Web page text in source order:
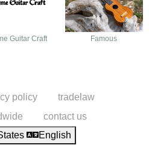
Guitar Craft Famous
policy
tradelaw
contact us
English